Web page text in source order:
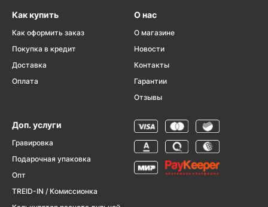
Как купить
Как оформить заказ
Покупка в кредит
Доставка
Оплата
О нас
О магазине
Новости
Контакты
Гарантии
Отзывы
Доп. услуги
Гравировка
Подарочная упаковка
Опт
TREID-IN / Комиссионка